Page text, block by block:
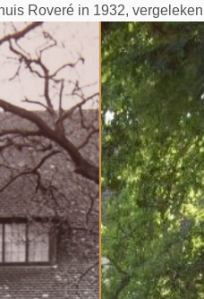
Roveré in 1932,